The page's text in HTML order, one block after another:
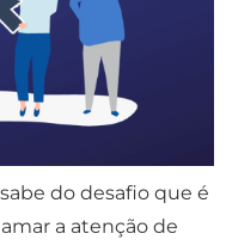
do desafio que é
a atenção de